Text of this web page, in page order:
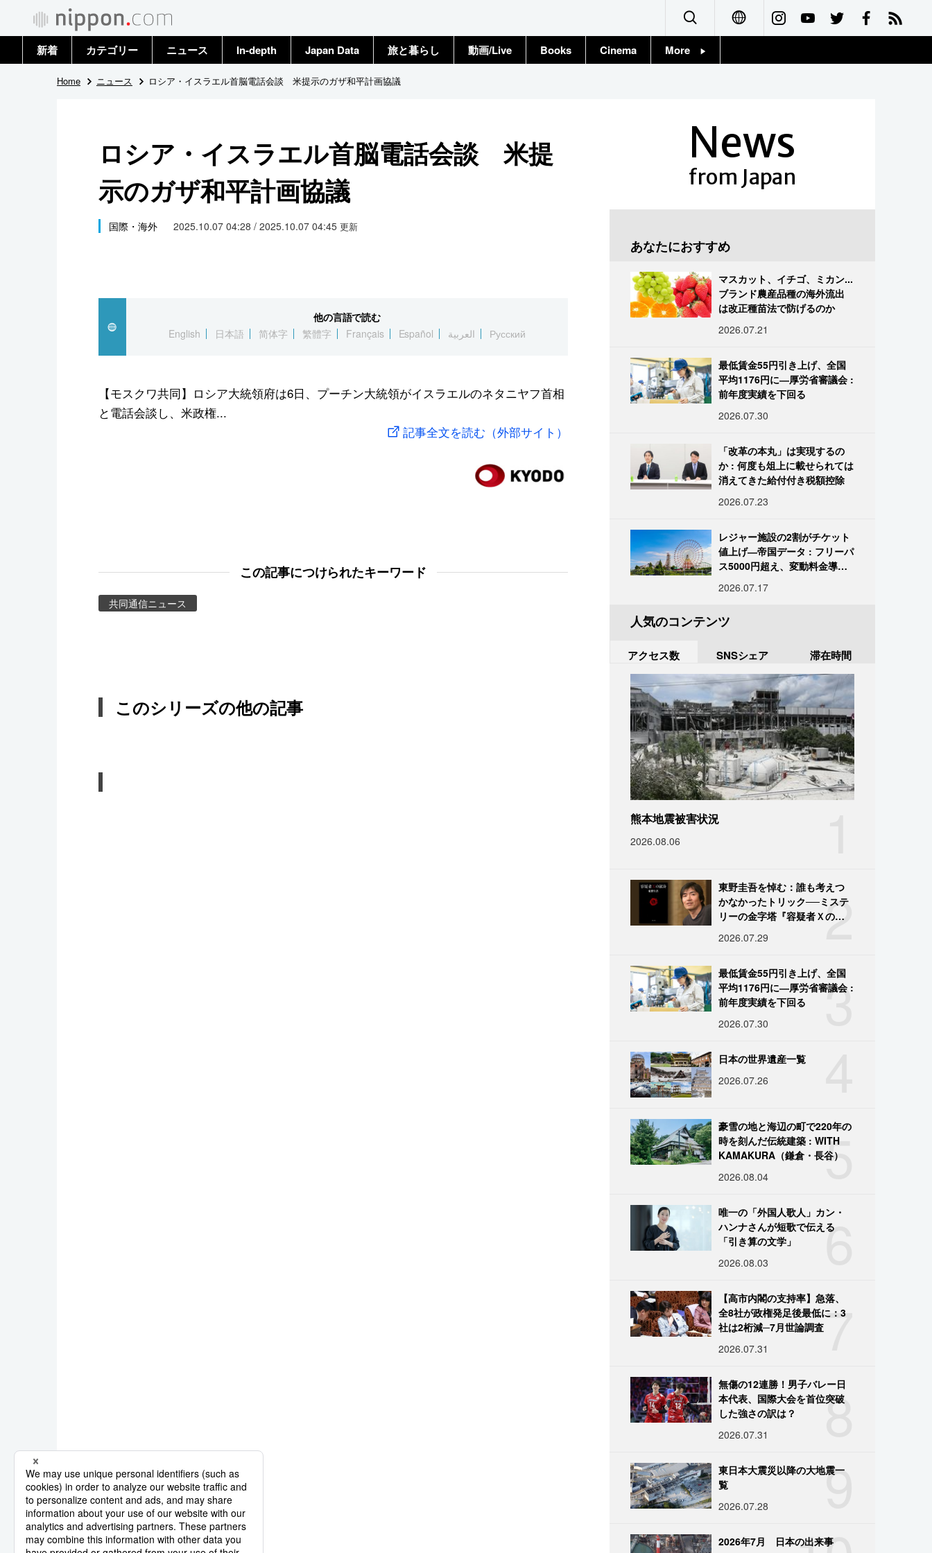
Français
新着 カテゴリー
政治・外交
社会
文化
スポーツ・東京2020
ニュース
トップ
In-depth Japan Data 旅と暮らし 動画/Live Books Cinema More
Home ニュース ロシア・イスラエル首脳電話会談 米提示のガザ和平計画協議
ロシア・イスラエル首脳電話会談 米提
示のガザ和平計画協議
国際・海外 2025.10.07 04:28 / 2025.10.07 04:45 更新
他の言語で読む
English
日本語 简体字 繁體字 Français Español العربية Русский
【モスクワ共同】ロシア大統領府は6日、プーチン大統領がイスラエルのネタニヤフ首相
と電話会談し、米政権...
記事全文を読む（外部サイト）
この記事につけられたキーワード
共同通信ニュース
このシリーズの他の記事
News
from Japan
あなたにおすすめ
マスカット、イチゴ、ミカン...
ブランド農産品種の海外流出
は改正種苗法で防げるのか
2026.07.21
最低賃金55円引き上げ、全国
平均1176円に―厚労省審議会 :
前年度実績を下回る
2026.07.30
「改革の本丸」は実現するの
か : 何度も俎上に載せられては
消えてきた給付付き税額控除
2026.07.23
レジャー施設の2割がチケット
値上げ―帝国データ : フリーパ
ス5000円超え、変動料金導入
2026.07.17
人気のコンテンツ
アクセス数 SNSシェア 滞在時間
熊本地震被害状況
2026.08.06
2
東野圭吾を悼む：誰も考えつ
かなかったトリック──ミステ
リーの金字塔『容疑者Ｘの献
2026.07.29
3
最低賃金55円引き上げ、全国
平均1176円に―厚労省審議会 :
前年度実績を下回る
2026.07.30
日本の世界遺産一覧
2026.07.26
5
豪雪の地と海辺の町で220年の
時を刻んだ伝統建築 : WITH
KAMAKURA（鎌倉・長谷）
2026.08.04
6
唯一の「外国人歌人」カン・
ハンナさんが短歌で伝える
「引き算の文学」
2026.08.03
7
【高市内閣の支持率】急落、
全8社が政権発足後最低に：3
社は2桁減─7月世論調査
2026.07.31
8
無傷の12連勝！男子バレー日
本代表、国際大会を首位突破
した強さの訳は？
2026.07.31
9
東日本大震災以降の大地震一
覧
2026.07.28
2026年7月 日本の出来事